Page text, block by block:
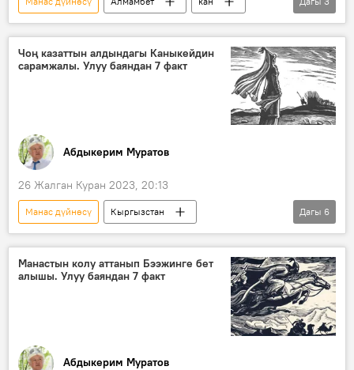
көтөрүү
Манас Манас эпосу
Чоң казаттын алдындагы Каныкейдин
сарамжалы. Улуу баяндан 7 факт
Абдыкерим Муратов
26 Жалган Куран 2023, 20:13
Манас дүйнөсү
Кыргызстан
Манас эпосу
Алмамбет
Каныкей
кырк чоро
кийим
Кыргыздын көркөм өнөрү, белгилүү инсандары жөнүндө фактылар
Дагы 6
Манастын колу аттанып Бээжинге бет
алышы. Улуу баяндан 7 факт
Абдыкерим Муратов